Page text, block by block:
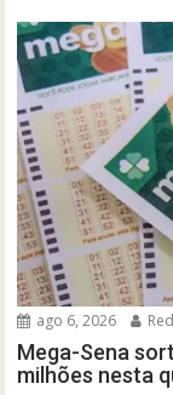
ago 6, 2026
Mega-Sena
milhões nesta